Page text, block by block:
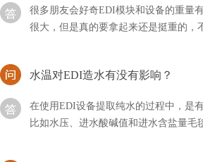
很大，但是真的要拿起来还是挺重的，
多，需要进行区分。
比如水压、进水酸碱值和进水含盐量毛
没有影响呢？